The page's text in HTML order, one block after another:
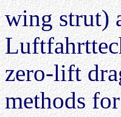
wing strut)
zero-lift
methods